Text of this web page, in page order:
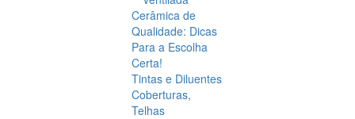
Cerâmica de
Qualidade: Dicas
Para a Escolha
Certa!
Tintas e Diluentes
Coberturas,
Telhas